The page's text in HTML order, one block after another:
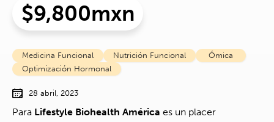
$9,800Mxn
Medicina Funcional Nutrición Funcional
Ómica
Optimización Hormonal
28 abril, 2023
Para Lifestyle Biohealth América es un placer